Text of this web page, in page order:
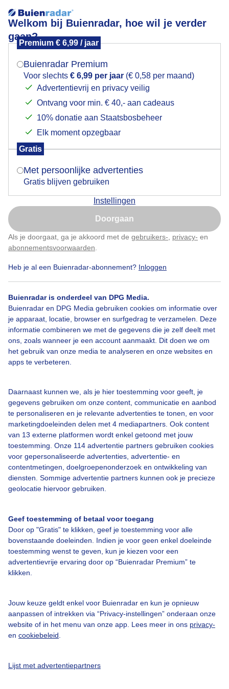
Welkom bij Buienradar, hoe wil je verder
gaan?
Premium € 6,99 / jaar
Buienradar Premium
Voor slechts € 6,99 per jaar (€ 0,58 per maand)
Advertentievrij en privacy veilig
Ontvang voor min. € 40,- aan cadeaus
10% donatie aan Staatsbosbeheer
Elk moment opzegbaar
Gratis
Met persoonlijke advertenties
Gratis blijven gebruiken
Instellingen
Doorgaan
Als je doorgaat, ga je akkoord met de gebruikers- privacy- en
abonnementsvoorwaarden
Heb je al een Buienradar-abonnement? Inloggen
Buienradar is onderdeel van DPG Media.
Buienradar en DPG Media gebruiken cookies om informatie over
je apparaat, locatie, browser en surfgedrag te verzamelen. Deze
informatie combineren we met de gegevens die je zelf deelt met
ons, zoals wanneer je een account aanmaakt. Dit doen we om
het gebruik van onze media te analyseren en onze websites en
apps te verbeteren.
Daarnaast kunnen we, als je hier toestemming voor geeft, je
gegevens gebruiken om onze content, communicatie en aanbod
te personaliseren en je relevante advertenties te tonen, en voor
marketingdoeleinden delen met 4 mediapartners. Ook content
van 13 externe platformen wordt enkel getoond met jouw
toestemming. Onze 114 advertentie partners gebruiken cookies
voor gepersonaliseerde advertenties, advertentie- en
contentmetingen, doelgroepenonderzoek en ontwikkeling van
diensten. Sommige advertentie partners kunnen ook je precieze
geolocatie hiervoor gebruiken.
Geef toestemming of betaal voor toegang
Door op "Gratis" te klikken, geef je toestemming voor alle
bovenstaande doeleinden. Indien je voor geen enkel doeleinde
toestemming wenst te geven, kun je kiezen voor een
advertentievrije ervaring door op “Buienradar Premium” te
klikken.
Jouw keuze geldt enkel voor Buienradar en kun je opnieuw
aanpassen of intrekken via “Privacy-instellingen” onderaan onze
website of in het menu van onze app. Lees meer in ons privacy-
en cookiebeleid
Lijst met advertentiepartners
Regendruppeltjes
Zojuist
Regendruppeltjes Dauwdruppels Regen
Bekijk slideshow
Een moment geduld aub...
Bedrijfsgegevens
Veelgestelde vragen
Contact
Adverteren
Buienradar Team
Cookie beleid
Mogen we je locatie gebruiken voor het
Indien je hier nog geen akkoord op hebt gegeven,
verschijnt er zo een pop-up uit je browser waarin
Is goed, toon de popup
Nu niet, misschien later
Klik hierom dit aan te passen